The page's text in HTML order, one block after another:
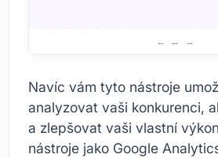
Navíc vám tyto nástroje
analyzovat vaši konkurenci,
a zlepšovat vaši vlastní
nástroje jako Google